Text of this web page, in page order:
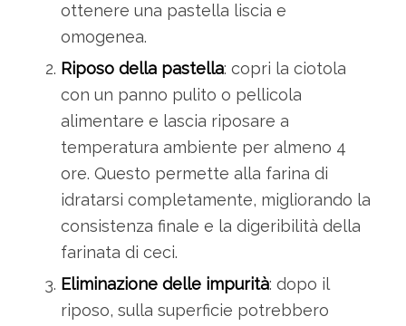
ottenere una pastella liscia e
omogenea.
Riposo della pastella: copri la ciotola
con un panno pulito o pellicola
alimentare e lascia riposare a
temperatura ambiente per almeno 4
ore. Questo permette alla farina di
idratarsi completamente, migliorando la
consistenza finale e la digeribilità della
farinata di ceci.
Eliminazione delle impurità: dopo il
riposo, sulla superficie potrebbero